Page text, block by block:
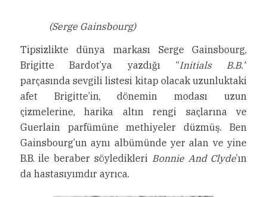
(Serge Gainsbourg)
Tipsizlikte dünya markası Serge Gainsbourg,
Brigitte Bardot’ya yazdığı “Initials B.B.”
parçasında sevgili listesi kitap olacak uzunluktaki
afet Brigitte’in, dönemin modası uzun
çizmelerine, harika altın rengi saçlarına ve
Guerlain parfümüne methiyeler düzmüş. Ben
Gainsbourg’un aynı albümünde yer alan ve yine
B.B. ile beraber söyledikleri Bonnie And Clyde’ın
da hastasıyımdır ayrıca.